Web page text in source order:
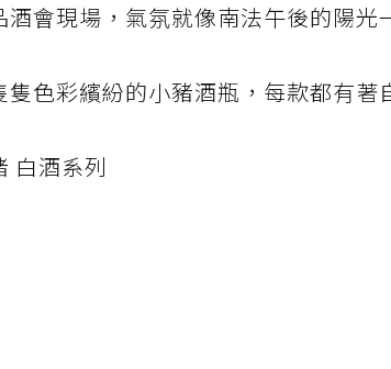
酒會現場，氣氛就像南法午後的陽光
隻色彩繽紛的小豬酒瓶，每款都有著
白酒系列